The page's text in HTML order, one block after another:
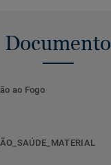
Documento
ao Fogo